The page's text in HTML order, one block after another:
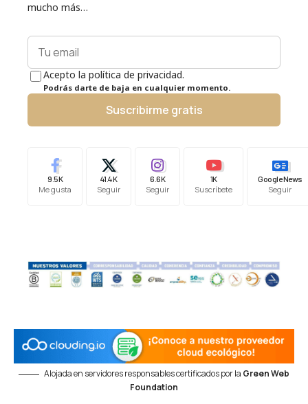
mucho más…
Acepto la política de privacidad.
Podrás darte de baja en cualquier momento.
Suscribirme gratis
9.5K
Me gusta
41.4K
Seguir
6.6K
Seguir
1K
Suscríbete
Google News
Seguir
Alojada en servidores responsables certificados por la Green Web
Foundation